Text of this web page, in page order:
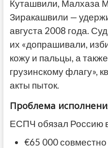
Куташвили, Малхаза
Зиракашвили —
августа 2008 года.
их «допрашивали,
кожу и пальцы, а
грузинскому флагу»,
акты пыток.
Проблема
ЕСПЧ обязал Россию
€65 000